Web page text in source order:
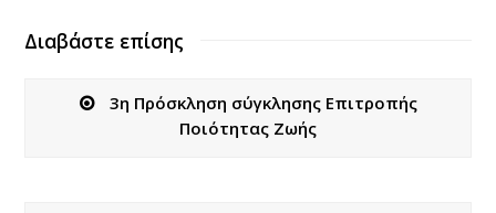
Διαβάστε επίσης
3η Πρόσκληση σύγκλησης Επιτροπής
Ποιότητας Ζωής